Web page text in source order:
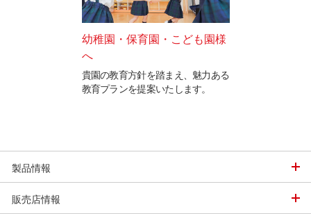
幼稚園・保育園・こども園様
へ
貴園の教育方針を踏まえ、魅力ある
教育プランを提案いたします。
製品情報
販売店情報